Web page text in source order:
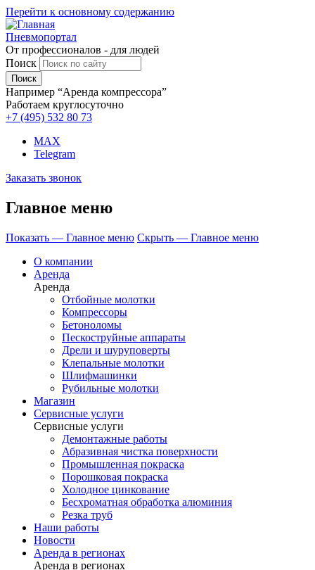
Перейти к основному содержанию
Пневмопортал
От профессионалов - для людей
Поиск
Например “Аренда компрессора”
Работаем круглосуточно
+7 (495) 532 80 73
MAX
Telegram
Заказать звонок
Главное меню
Показать — Главное меню Скрыть — Главное меню
О компании
Аренда
Аренда
Отбойные молотки
Компрессоры
Бетоноломы
Пескоструйные аппараты
Дрели и шуруповерты
Клепальные молотки
Шлифмашинки
Рубильные молотки
Магазин
Сервисные услуги
Сервисные услуги
Демонтажные работы
Абразивная чистка поверхности
Промышленная покраска
Порошковая покраска
Холодное цинкование
Бесхроматная обработка алюминия
Резка труб
Наши работы
Новости
Аренда в регионах
Аренда в регионах